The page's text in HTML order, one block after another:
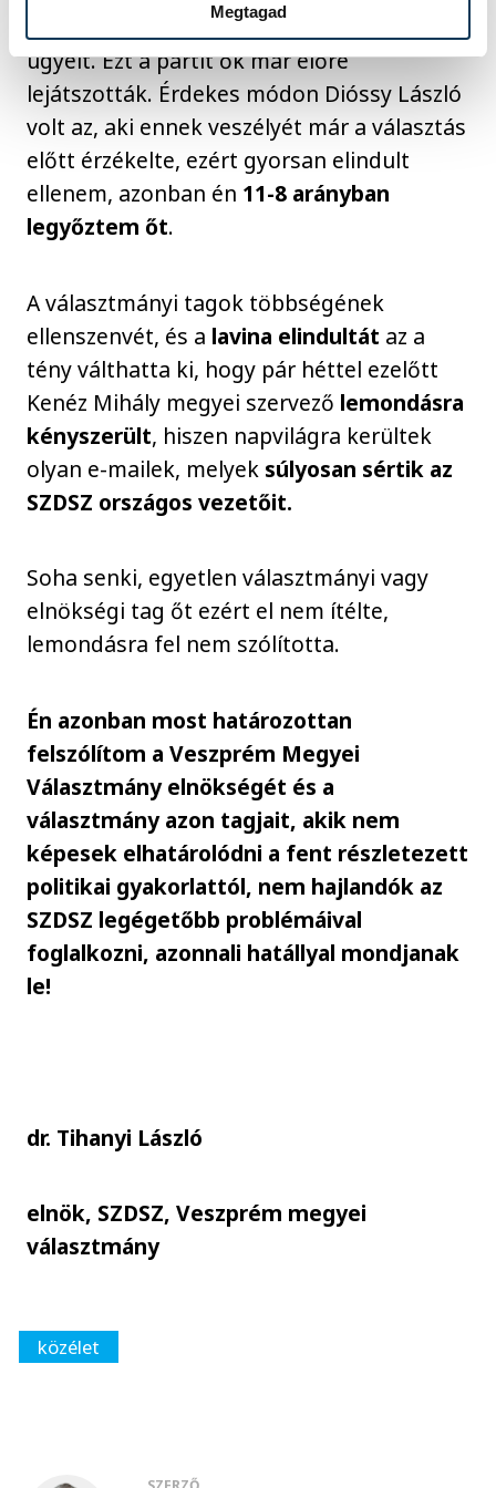
Megtagad
Balatonfüredről, ők pedig intézik a párt
ügyeit. Ezt a partit ők már előre
lejátszották. Érdekes módon Dióssy László
volt az, aki ennek veszélyét már a választás
előtt érzékelte, ezért gyorsan elindult
ellenem, azonban én 11-8 arányban
legyőztem őt.
A választmányi tagok többségének
ellenszenvét, és a lavina elindultát az a
tény válthatta ki, hogy pár héttel ezelőtt
Kenéz Mihály megyei szervező lemondásra
kényszerült, hiszen napvilágra kerültek
olyan e-mailek, melyek súlyosan sértik az
SZDSZ országos vezetőit.
Soha senki, egyetlen választmányi vagy
elnökségi tag őt ezért el nem ítélte,
lemondásra fel nem szólította.
Én azonban most határozottan
felszólítom a Veszprém Megyei
Választmány elnökségét és a
választmány azon tagjait, akik nem
képesek elhatárolódni a fent részletezett
politikai gyakorlattól, nem hajlandók az
SZDSZ legégetőbb problémáival
foglalkozni, azonnali hatállyal mondjanak
le!
dr. Tihanyi László
elnök, SZDSZ, Veszprém megyei
választmány
közélet